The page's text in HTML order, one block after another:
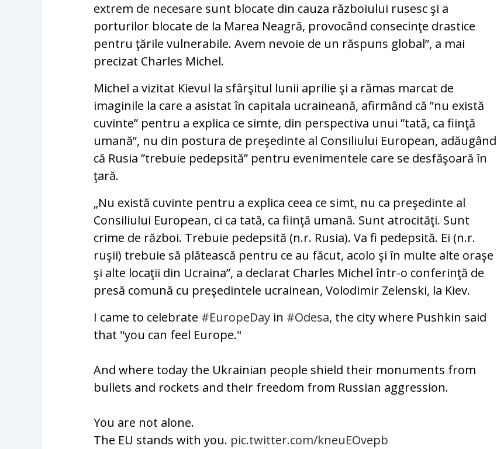
extrem de necesare sunt blocate din cauza războiului rusesc şi a
porturilor blocate de la Marea Neagră, provocând consecinţe drastice
pentru ţările vulnerabile. Avem nevoie de un răspuns global”, a mai
precizat Charles Michel.
Michel a vizitat Kievul la sfârşitul lunii aprilie şi a rămas marcat de
imaginile la care a asistat în capitala ucraineană, afirmând că ”nu există
cuvinte” pentru a explica ce simte, din perspectiva unui ”tată, ca fiinţă
umană”, nu din postura de preşedinte al Consiliului European, adăugând
că Rusia ”trebuie pedepsită” pentru evenimentele care se desfăşoară în
ţară.
„Nu există cuvinte pentru a explica ceea ce simt, nu ca preşedinte al
Consiliului European, ci ca tată, ca fiinţă umană. Sunt atrocităţi. Sunt
crime de război. Trebuie pedepsită (n.r. Rusia). Va fi pedepsită. Ei (n.r.
ruşii) trebuie să plătească pentru ce au făcut, acolo şi în multe alte oraşe
şi alte locaţii din Ucraina”, a declarat Charles Michel într-o conferinţă de
presă comună cu preşedintele ucrainean, Volodimir Zelenski, la Kiev.
I came to celebrate #EuropeDay in #Odesa, the city where Pushkin said
that "you can feel Europe."
And where today the Ukrainian people shield their monuments from
bullets and rockets and their freedom from Russian aggression.
You are not alone.
The EU stands with you. pic.twitter.com/kneuEOvepb